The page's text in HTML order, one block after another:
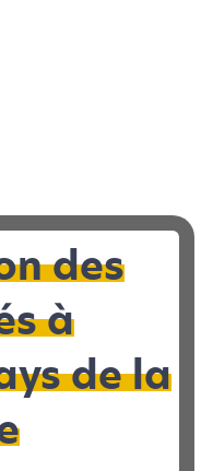
des
à
de la